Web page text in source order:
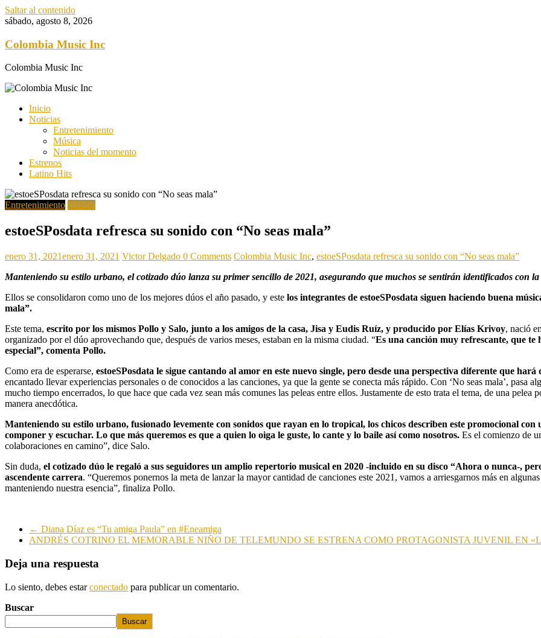
Saltar al contenido
sábado, agosto 8, 2026
Colombia Music Inc
Colombia Music Inc
Inicio
Noticias
Entretenimiento
Música
Noticias del momento
Estrenos
Latino Hits
Entretenimiento Música
estoeSPosdata refresca su sonido con “No seas mala”
enero 31, 2021enero 31, 2021 Victor Delgado 0 Comments Colombia Music Inc, estoeSPosdata refresca su sonido con “No seas mala”
Manteniendo su estilo urbano, el cotizado dúo lanza su primer sencillo de 2021, asegurando que muchos se sentirán identificados con
Ellos se consolidaron como uno de los mejores dúos el año pasado, y este los integrantes de estoeSPosdata siguen haciendo buena
mala”.
Este tema, escrito por los mismos Pollo y Salo, junto a los amigos de la casa, Jisa y Eudis Ruíz, y producido por Elías Krivoy, nació
organizado por el dúo aprovechando que, después de varios meses, estaban en la misma ciudad. “Es una canción muy refrescante, que te
especial”, comenta Pollo.
Como era de esperarse, estoeSPosdata le sigue cantando al amor en este nuevo single, pero desde una perspectiva diferente que
encantado llevar experiencias personales o de conocidos a las canciones, ya que la gente se conecta más rápido. Con ‘No seas mala’, pasa
mucho tiempo encerrados, lo que hace que cada vez sean más comunes las peleas entre ellos. Justamente de esto trata el tema, de una
manera anecdótica.
Manteniendo su estilo urbano, fusionado levemente con sonidos que rayan en lo tropical, los chicos describen este promocional con
componer y escuchar. Lo que más queremos es que a quien lo oiga le guste, lo cante y lo baile así como nosotros. Es el comienzo de
colaboraciones en camino”, dice Salo.
Sin duda, el cotizado dúo le regaló a sus seguidores un amplio repertorio musical en 2020 -incluido en su disco “Ahora o nunca-,
ascendente carrera. “Queremos ponernos la meta de lanzar la mayor cantidad de canciones este 2021, vamos a arriesgarnos más en
manteniendo nuestra esencia”, finaliza Pollo.
← Diana Díaz es “Tu amiga Paula” en #Eneamiga
ANDRÉS COTRINO EL MEMORABLE NIÑO DE TELEMUNDO SE ESTRENA COMO PROTAGONISTA JUVENIL EN
Deja una respuesta
Lo siento, debes estarconectado para publicar un comentario.
Buscar
Buscar